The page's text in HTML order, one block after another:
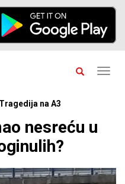
na A3
nesreću u